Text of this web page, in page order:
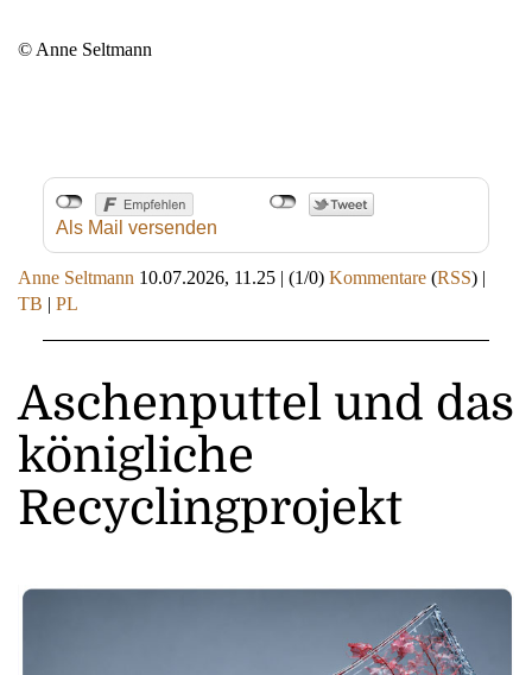
© Anne Seltmann
Als Mail versenden
Anne Seltmann 10.07.2026, 11.25 | (1/0) Kommentare (RSS) |
TB | PL
Aschenputtel und das
königliche
Recyclingprojekt